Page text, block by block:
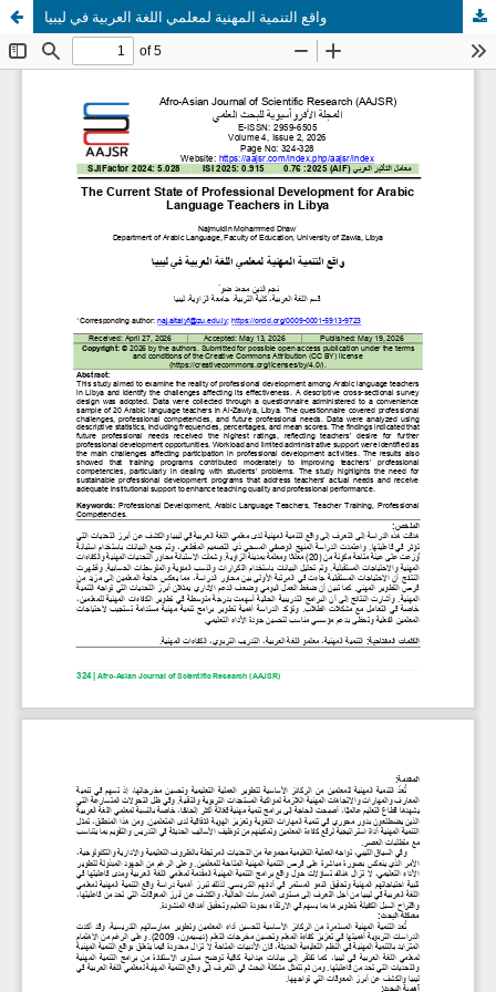
واقع التنمية المهنية لمعلمي اللغة العربية في ليبيا